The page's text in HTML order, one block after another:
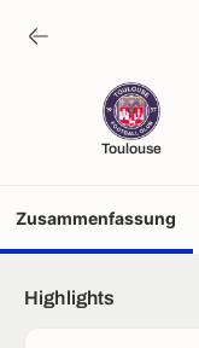
Toulouse
Zusammenfassung
Highlights